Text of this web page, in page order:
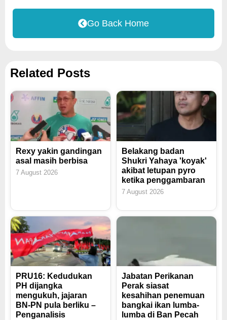
Go Back Home
Related Posts
Rexy yakin gandingan
asal masih berbisa
7 August 2026
Belakang badan
Shukri Yahaya 'koyak'
akibat letupan pyro
ketika penggambaran
7 August 2026
PRU16: Kedudukan
PH dijangka
mengukuh, jajaran
BN-PN pula berliku –
Penganalisis
Jabatan Perikanan
Perak siasat
kesahihan penemuan
bangkai ikan lumba-
lumba di Ban Pecah